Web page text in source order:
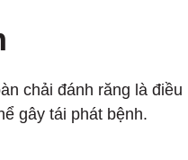
chải đánh răng là điều
gây tái phát bệnh.